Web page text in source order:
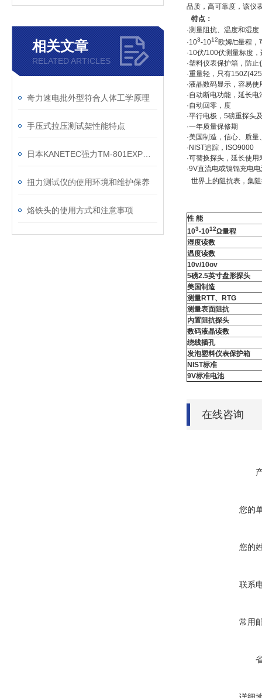
相关文章
RELATED ARTICLES
奇力速电批外型符合人体工学原理
手压式拉压测试架性能特点
扭力测试仪的使用环境和维护保养
烙铁头的使用方式和注意事项
品质，高可靠度，该仪
特点：
·测量阻抗、温度和湿
·103-1012欧姆/□量程，
·10伏/100伏测量标度
·塑料仪表保护箱，防止
·重量轻，只有
·液晶数码显示，容易使
·自动断电功能，延长电
·自动回零，度
·平行电极，5磅重探头
·一年质量保修期
·美国制造，信心、质量
·NIST追踪，ISO9000
·可替换探头，延长使用
·9V直流电或镍镉充电
世界上的阻抗表，集
性 能
103-1012Ω量程
湿度读数
温度读数
10v/10ov
5磅2.5英寸盘形探头
美国制造
测量RTT、
RTG
测量表面阻抗
内置阻抗探头
数码液晶读数
绕线插孔
发泡塑料仪表保护箱
NIST标准
9V标准电池
在线咨询
您的
您的
联系
常用